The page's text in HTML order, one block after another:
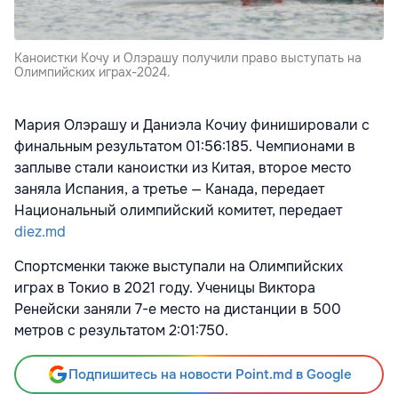
Каноистки Кочу и Олэрашу получили право выступать на
Олимпийских играх-2024.
Мария Олэрашу и Даниэла Кочиу финишировали с
финальным результатом 01:56:185. Чемпионами в
заплыве стали каноистки из Китая, второе место
заняла Испания, а третье — Канада, передает
Национальный олимпийский комитет, передает
diez.md
Спортсменки также выступали на Олимпийских
играх в Токио в 2021 году. Ученицы Виктора
Ренейски заняли 7-е место на дистанции в 500
метров с результатом 2:01:750.
Подпишитесь на новости Point.md в Google